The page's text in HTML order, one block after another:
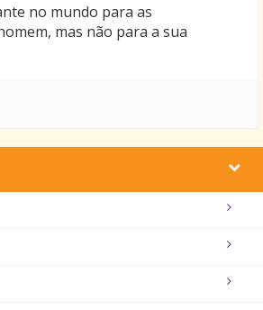
no mundo para as
mas não para a sua